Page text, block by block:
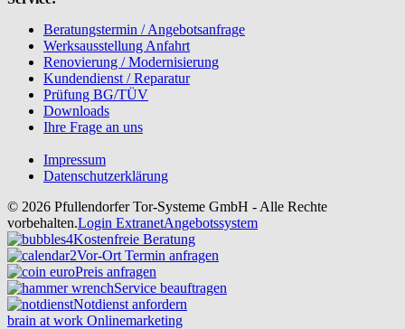
Beratungstermin / Angebotsanfrage
Werksausstellung Anfahrt
Renovierung / Modernisierung
Kundendienst / Reparatur
Prüfung BG/TÜV
Downloads
Ihre Frage an uns
Impressum
Datenschutzerklärung
© 2026 Pfullendorfer Tor-Systeme GmbH - Alle Rechte
vorbehalten.Login ExtranetAngebotssystem
Kostenfreie Beratung
Vor-Ort Termin anfragen
Preis anfragen
Service beauftragen
Notdienst anfordern
brain at work Onlinemarketing